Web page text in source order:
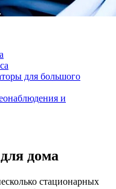
для большого
и
дома
стационарных